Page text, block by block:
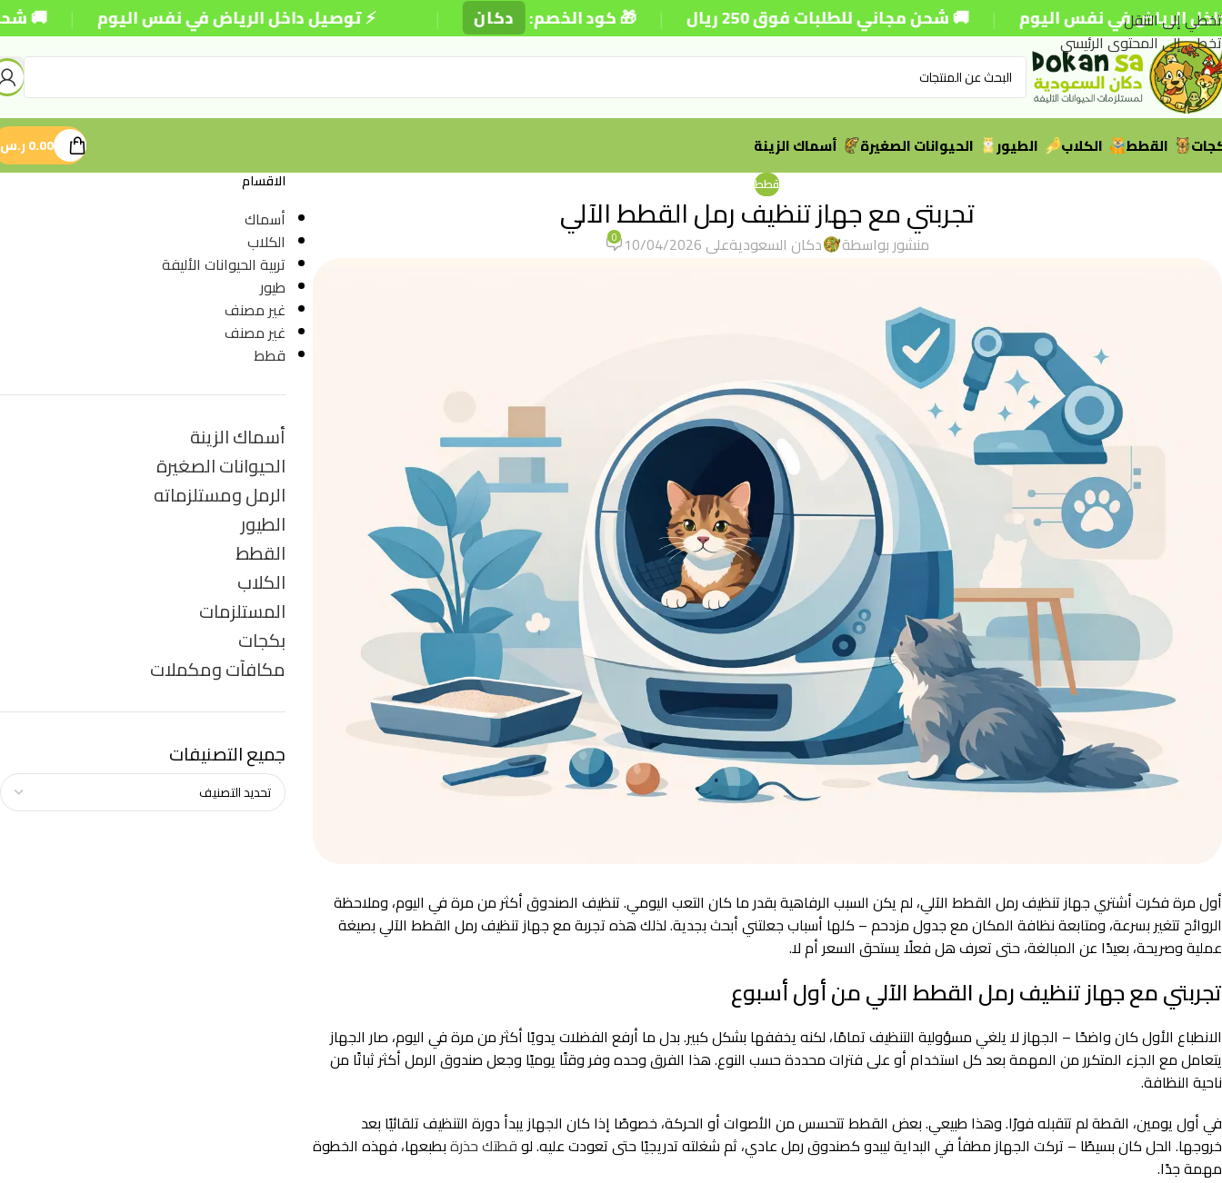
تخطي إلى التنقل
تخطي إلى المحتوى الرئيسي
⚡ توصيل داخل الرياض في نفس اليوم | 🚚 شحن مجاني في نفس اليوم | 🚚 شحن مجاني للطلبات فوق 250 ريال | 🎁 كود الخصم: دكان |
القطط الكلاب الطيور الحيوانات الصغيرة أسماك الزينة 0.00ر.س
قطط
تجربتي مع جهاز تنظيف رمل القطط الآلي
منشور بواسطة دكان السعوديةعلى 10/04/2026 0
أول مرة فكرت أشتري جهاز تنظيف رمل القطط الآلي، لم يكن السبب الرفاهية بقدر ما كان التعب اليومي. تنظيف الصندوق أكثر من مرة في اليوم، وملاحظة
الروائح تتغير بسرعة، ومتابعة نظافة المكان مع جدول مزدحم – كلها أسباب جعلتني أبحث بجدية. لذلك هذه تجربة مع جهاز تنظيف رمل القطط الآلي بصيغة
عملية وصريحة، بعيدًا عن المبالغة، حتى تعرف هل فعلًا يستحق السعر أم لا.
تجربتي مع جهاز تنظيف رمل القطط الآلي من أول أسبوع
الانطباع الأول كان واضحًا – الجهاز لا يلغي مسؤولية التنظيف تمامًا، لكنه يخففها بشكل كبير. بدل ما أرفع الفضلات يدويًا أكثر من مرة في اليوم، صار الجهاز
يتعامل مع الجزء المتكرر من المهمة بعد كل استخدام أو على فترات محددة حسب النوع. هذا الفرق وحده وفر وقتًا يوميًا وجعل صندوق الرمل أكثر ثباتًا من
ناحية النظافة.
في أول يومين، القطة لم تتقبله فورًا. وهذا طبيعي. بعض القطط تتحسس من الأصوات أو الحركة، خصوصًا إذا كان الجهاز يبدأ دورة التنظيف تلقائيًا بعد
خروجها. الحل كان بسيطًا – تركت الجهاز مطفأ في البداية ليبدو كصندوق رمل عادي، ثم شغلته تدريجيًا حتى تعودت عليه. لوقطتك حذرةبطبعها، فهذه الخطوة
مهمة جدًا.
الاقسام
أسماك
الكلاب
تربية الحيوانات الأليفة
طيور
غير مصنف
غير مصنف
قطط
أسماك الزينة
الحيوانات الصغيرة
الرمل ومستلزماته
الطيور
القطط
الكلاب
المستلزمات
بكجات
مكافآت ومكملات
جميع التصنيفات